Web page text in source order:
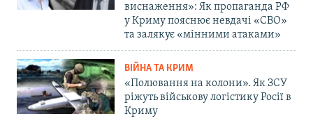
виснаження»: Як пропаганда РФ
у Криму пояснює невдачі «СВО»
та залякує «мінними атаками»
ВІЙНА ТА КРИМ
«Полювання на колони». Як ЗСУ
ріжуть військову логістику Росії в
Криму